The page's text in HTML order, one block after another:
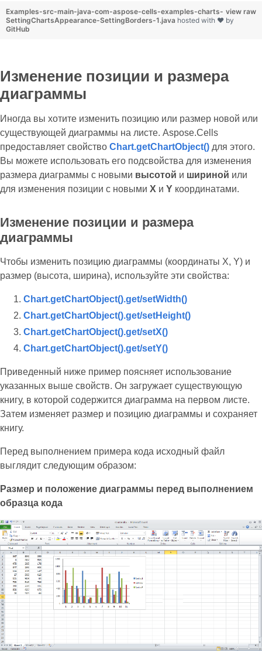
view raw
Examples-src-main-java-com-aspose-cells-examples-charts-
SettingChartsAppearance-SettingBorders-1.java hosted with ❤ by
GitHub
Изменение позиции и размера
диаграммы
Иногда вы хотите изменить позицию или размер новой или
существующей диаграммы на листе. Aspose.Cells
предоставляет свойство Chart.getChartObject() для этого.
Вы можете использовать его подсвойства для изменения
размера диаграммы с новыми высотой и шириной или
для изменения позиции с новыми X и Y координатами.
Изменение позиции и размера
диаграммы
Чтобы изменить позицию диаграммы (координаты X, Y) и
размер (высота, ширина), используйте эти свойства:
Chart.getChartObject().get/setWidth()
Chart.getChartObject().get/setHeight()
Chart.getChartObject().get/setX()
Chart.getChartObject().get/setY()
Приведенный ниже пример поясняет использование
указанных выше свойств. Он загружает существующую
книгу, в которой содержится диаграмма на первом листе.
Затем изменяет размер и позицию диаграммы и сохраняет
книгу.
Перед выполнением примера кода исходный файл
выглядит следующим образом:
Размер и положение диаграммы перед выполнением
образца кода